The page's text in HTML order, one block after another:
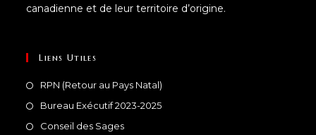
canadienne et de leur territoire d’origine.
Liens Utiles
RPN (Retour au Pays Natal)
Bureau Exécutif 2023-2025
Conseil des Sages